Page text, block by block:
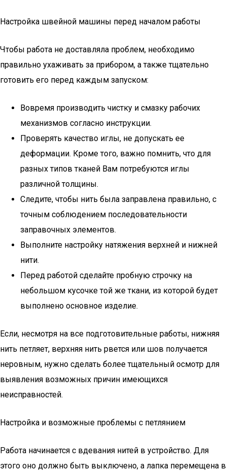
Настройка швейной машины перед началом работы
Чтобы работа не доставляла проблем, необходимо
правильно ухаживать за прибором, а также тщательно
готовить его перед каждым запуском:
Вовремя производить чистку и смазку рабочих
механизмов согласно инструкции.
Проверять качество иглы, не допускать ее
деформации. Кроме того, важно помнить, что для
разных типов тканей Вам потребуются иглы
различной толщины.
Следите, чтобы нить была заправлена правильно, с
точным соблюдением последовательности
заправочных элементов.
Выполните настройку натяжения верхней и нижней
нити.
Перед работой сделайте пробную строчку на
небольшом кусочке той же ткани, из которой будет
выполнено основное изделие.
Если, несмотря на все подготовительные работы, нижняя
нить петляет, верхняя нить рвется или шов получается
неровным, нужно сделать более тщательный осмотр для
выявления возможных причин имеющихся
неисправностей.
Настройка и возможные проблемы с петлянием
Работа начинается с вдевания нитей в устройство. Для
этого оно должно быть выключено, а лапка перемещена в